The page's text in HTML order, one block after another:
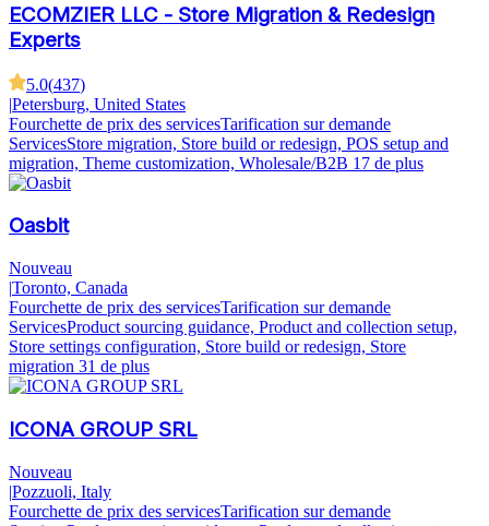
ECOMZIER LLC - Store Migration & Redesign
Experts
5.0(437)
|Petersburg, United States
Fourchette de prix des servicesTarification sur demande
ServicesStore migration, Store build or redesign, POS setup and
migration, Theme customization, Wholesale/B2B 17 de plus
Oasbit
Nouveau
|Toronto, Canada
Fourchette de prix des servicesTarification sur demande
ServicesProduct sourcing guidance, Product and collection setup,
Store settings configuration, Store build or redesign, Store
migration 31 de plus
ICONA GROUP SRL
Nouveau
|Pozzuoli, Italy
Fourchette de prix des servicesTarification sur demande